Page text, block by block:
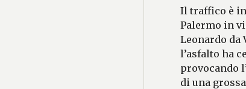
Il traffico è
Palermo in
Leonardo da
l’asfalto ha
provocando
di una